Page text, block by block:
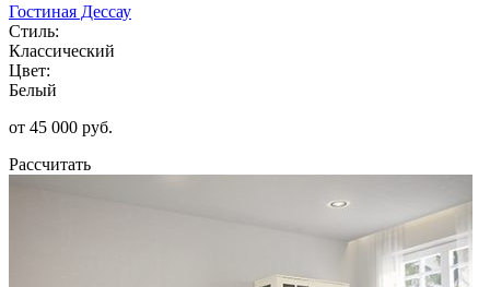
Гостиная Дессау
Стиль:
Классический
Цвет:
Белый
от 45 000 руб.
Рассчитать